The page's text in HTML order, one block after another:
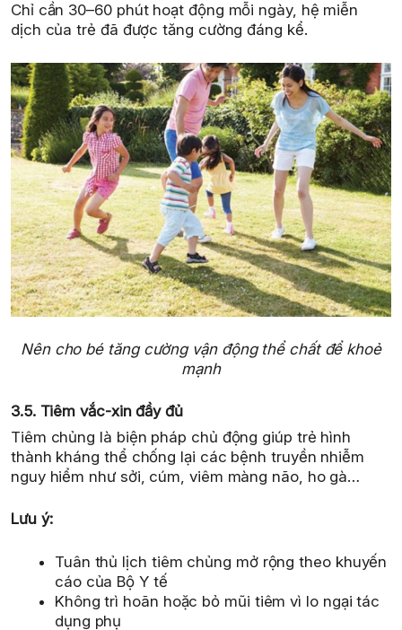
Chỉ cần 30–60 phút hoạt động mỗi ngày, hệ miễn
dịch của trẻ đã được tăng cường đáng kể.
Nên cho bé tăng cường vận động thể chất để khoẻ
mạnh
3.5. Tiêm vắc-xin đầy đủ
Tiêm chủng là biện pháp chủ động giúp trẻ hình
thành kháng thể chống lại các bệnh truyền nhiễm
nguy hiểm như sởi, cúm, viêm màng não, ho gà…
Lưu ý:
Tuân thủ lịch tiêm chủng mở rộng theo khuyến
cáo của Bộ Y tế
Không trì hoãn hoặc bỏ mũi tiêm vì lo ngại tác
dụng phụ